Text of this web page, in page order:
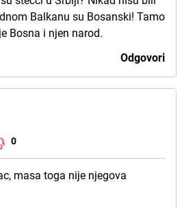
Balkanu su Bosanski! Tamo
Bosna i njen narod.
Odgovori
0
masa toga nije njegova